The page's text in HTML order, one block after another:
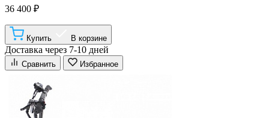
36 400 ₽
Купить В корзине
Доставка через 7-10 дней
Сравнить Избранное